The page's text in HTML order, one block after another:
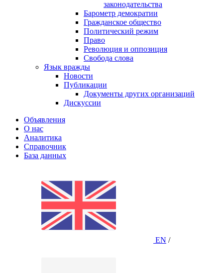
законодательства
Барометр демократии
Гражданское общество
Политический режим
Право
Революция и оппозиция
Свобода слова
Язык вражды
Новости
Публикации
Документы других организаций
Дискуссии
Объявления
О нас
Аналитика
Справочник
База данных
EN /